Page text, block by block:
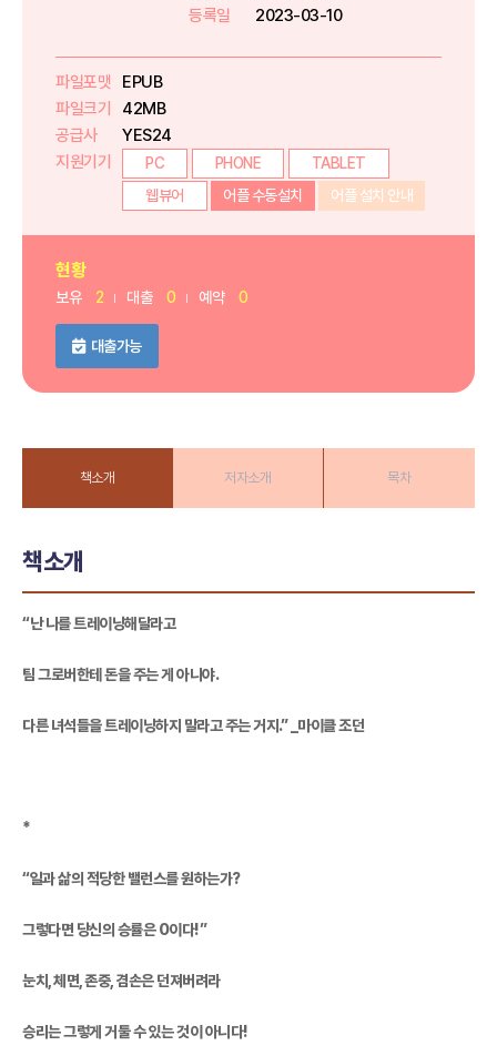
등록일
2023-03-10
파일포맷
EPUB
파일크기
42MB
공급사
YES24
지원기기
PC PHONE
TABLET
웹뷰어
어플 수동설치 어플 설치 안내
현황
보유 2 대출 0 예약 0
대출가능
책소개 저자소개 목차
책소개
“난 나를 트레이닝해달라고
팀 그로버한테 돈을 주는 게 아니야.
다른 녀석들을 트레이닝하지 말라고 주는 거지.” _마이클 조던
*
“일과 삶의 적당한 밸런스를 원하는가?
그렇다면 당신의 승률은 0이다!”
눈치, 체면, 존중, 겸손은 던져버려라
승리는 그렇게 거둘 수 있는 것이 아니다!